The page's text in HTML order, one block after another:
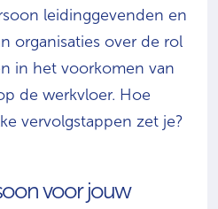
leidinggevenden en
organisaties over de rol
in het voorkomen van
de werkvloer. Hoe
vervolgstappen zet je?
voor jouw